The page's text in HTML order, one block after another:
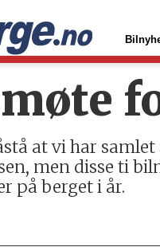
at vi har
men disse ti
på berget i år.